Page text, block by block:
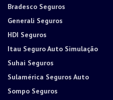
Bradesco Seguros
Generali Seguros
HDI Seguros
Itau Seguro Auto Simulação
Suhai Seguros
Sulamérica Seguros Auto
Sompo Seguros